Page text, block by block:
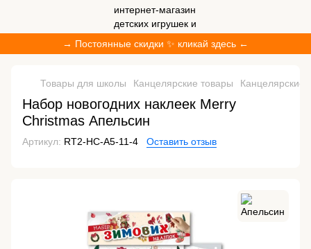
→ Постоянные скидки ✨ кликай здесь ←
Товары для школы Канцелярские товары Канцелярские
Набор новогодних наклеек Merry
Christmas Апельсин
Артикул: RT2-НС-А5-11-4 Оставить отзыв